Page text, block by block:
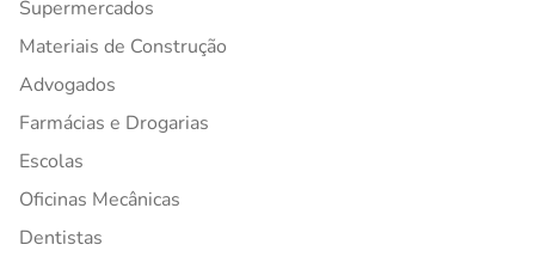
Supermercados
Materiais de Construção
Advogados
Farmácias e Drogarias
Escolas
Oficinas Mecânicas
Dentistas